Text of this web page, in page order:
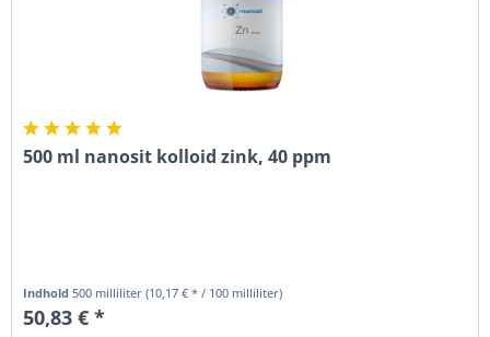
500 ml nanosit kolloid zink, 40 ppm
Indhold500 milliliter(10,17 € * / 100 milliliter)
50,83 € *